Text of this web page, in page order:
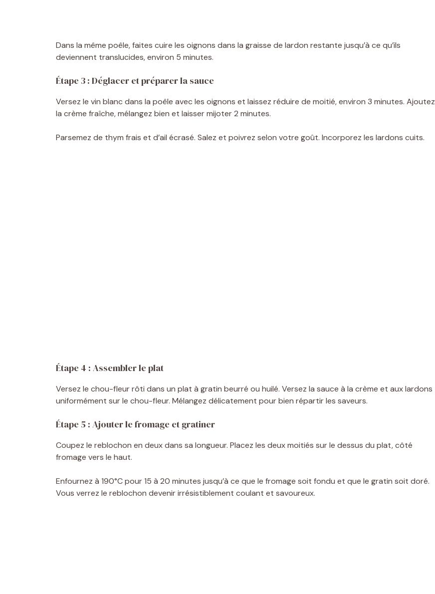
Dans la même poêle, faites cuire les oignons dans la graisse de lardon restante jusqu’à ce qu’ils
deviennent translucides, environ 5 minutes.
Étape 3 : Déglacer et préparer la sauce
Versez le vin blanc dans la poêle avec les oignons et laissez réduire de moitié, environ 3 minutes. Ajoutez
la crème fraîche, mélangez bien et laisser mijoter 2 minutes.
Parsemez de thym frais et d’ail écrasé. Salez et poivrez selon votre goût. Incorporez les lardons cuits.
Étape 4 : Assembler le plat
Versez le chou-fleur rôti dans un plat à gratin beurré ou huilé. Versez la sauce à la crème et aux lardons
uniformément sur le chou-fleur. Mélangez délicatement pour bien répartir les saveurs.
Étape 5 : Ajouter le fromage et gratiner
Coupez le reblochon en deux dans sa longueur. Placez les deux moitiés sur le dessus du plat, côté
fromage vers le haut.
Enfournez à 190°C pour 15 à 20 minutes jusqu’à ce que le fromage soit fondu et que le gratin soit doré.
Vous verrez le reblochon devenir irrésistiblement coulant et savoureux.